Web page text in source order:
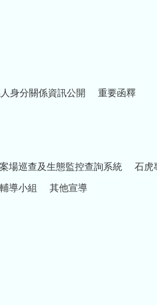
身分關係資訊公開 重要函釋
場巡查及生態監控查詢系統 石虎
導小組 其他宣導